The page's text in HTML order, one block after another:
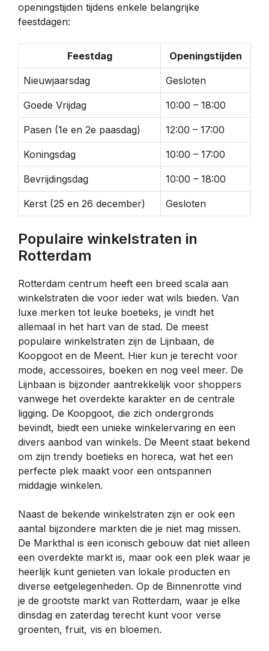
openingstijden tijdens enkele belangrijke
feestdagen:
Feestdag Openingstijden
Nieuwjaarsdag Gesloten
Goede Vrijdag 10:00 – 18:00
Pasen (1e en 2e paasdag) 12:00 – 17:00
Koningsdag 10:00 – 17:00
Bevrijdingsdag 10:00 – 18:00
Kerst (25 en 26 december) Gesloten
Populaire winkelstraten in
Rotterdam
Rotterdam centrum heeft een breed scala aan
winkelstraten die voor ieder wat wils bieden. Van
luxe merken tot leuke boetieks, je vindt het
allemaal in het hart van de stad. De meest
populaire winkelstraten zijn de Lijnbaan, de
Koopgoot en de Meent. Hier kun je terecht voor
mode, accessoires, boeken en nog veel meer. De
Lijnbaan is bijzonder aantrekkelijk voor shoppers
vanwege het overdekte karakter en de centrale
ligging. De Koopgoot, die zich ondergronds
bevindt, biedt een unieke winkelervaring en een
divers aanbod van winkels. De Meent staat bekend
om zijn trendy boetieks en horeca, wat het een
perfecte plek maakt voor een ontspannen
middagje winkelen.
Naast de bekende winkelstraten zijn er ook een
aantal bijzondere markten die je niet mag missen.
De Markthal is een iconisch gebouw dat niet alleen
een overdekte markt is, maar ook een plek waar je
heerlijk kunt genieten van lokale producten en
diverse eetgelegenheden. Op de Binnenrotte vind
je de grootste markt van Rotterdam, waar je elke
dinsdag en zaterdag terecht kunt voor verse
groenten, fruit, vis en bloemen.